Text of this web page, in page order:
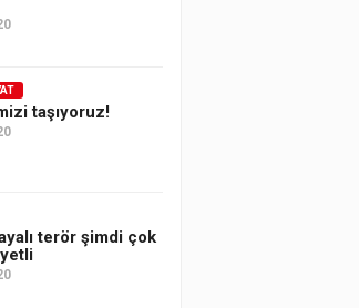
taşıyoruz!
terör şimdi çok